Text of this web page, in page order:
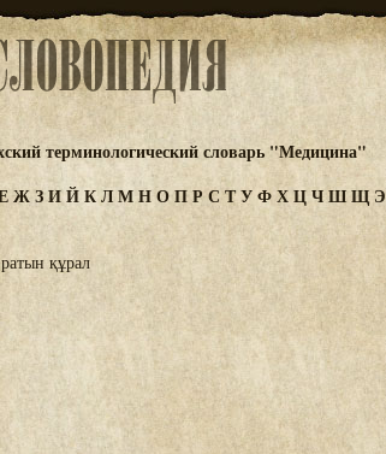
терминологический словарь "Медицина"
ЖЗИЙКЛМНОПРС ТУФХЦЧШЩ Э
құрал